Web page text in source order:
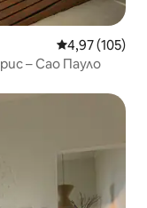
Средна
4,97 (105)
– Сао Пауло